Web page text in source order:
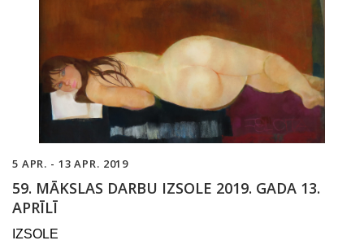
5 APR. - 13 APR. 2019
59. MĀKSLAS DARBU IZSOLE 2019. GADA 13.
APRĪLĪ
IZSOLE